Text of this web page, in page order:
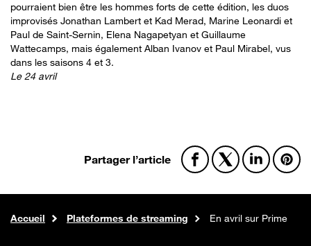
pourraient bien être les hommes forts de cette édition, les duos
improvisés Jonathan Lambert et Kad Merad, Marine Leonardi et
Paul de Saint-Sernin, Elena Nagapetyan et Guillaume
Wattecamps, mais également Alban Ivanov et Paul Mirabel, vus
dans les saisons 4 et 3.
Le 24 avril
Partager l’article Facebook
X Linkedin
Accueil Plateformes de streaming En avril sur Prime